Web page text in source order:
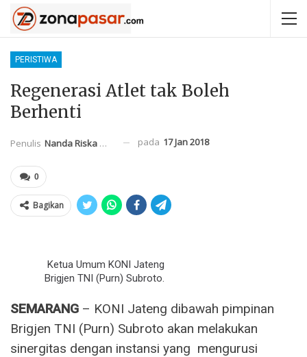
PERISTIWA
Regenerasi Atlet tak Boleh
Berhenti
Penulis Nanda Riska Mahendra pada 17 Jan 2018
0
Bagikan
Ketua Umum KONI Jateng
Brigjen TNI (Purn) Subroto.
SEMARANG – KONI Jateng dibawah pimpinan
Brigjen TNI (Purn) Subroto akan melakukan
sinergitas dengan instansi yang mengurusi